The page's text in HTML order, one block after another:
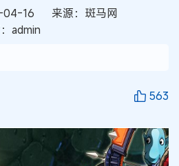
04-16
来源：斑马网
admin
563